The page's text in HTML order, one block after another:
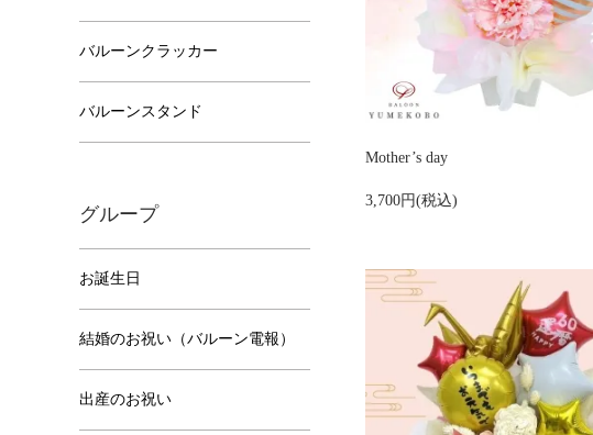
Mother’s day
3,700円(税込)
バルーンクラッカー
バルーンスタンド
グループ
お誕生日
結婚のお祝い（バルーン電報）
出産のお祝い